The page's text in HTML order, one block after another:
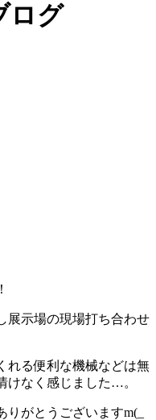
ログ
展示場の現場打ち合わせ
れる便利な機械などは無
けなく感じました…。
がとうございますm(_